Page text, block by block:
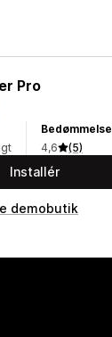
Pro
Bedømmelse
4,6
(5)
Installér
demobutik